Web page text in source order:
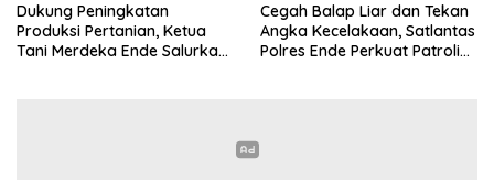
Dukung Peningkatan
Produksi Pertanian, Ketua
Tani Merdeka Ende Salurkan
Cegah Balap Liar dan Tekan
Angka Kecelakaan, Satlantas
Polres Ende Perkuat Patroli